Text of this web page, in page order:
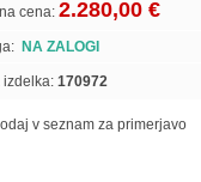
cena: 2.280,00 €
NA ZALOGI
izdelka: 170972
v seznam za primerjavo